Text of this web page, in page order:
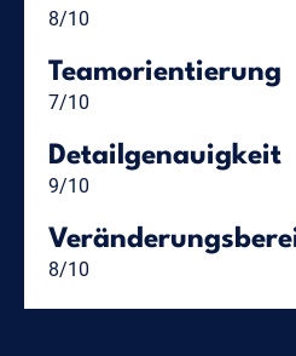
8/10
Teamorientierung
7/10
Detailgenauigkeit
9/10
8/10